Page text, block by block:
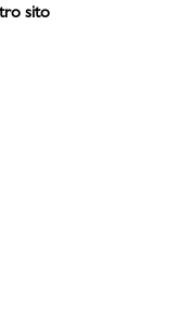
sito